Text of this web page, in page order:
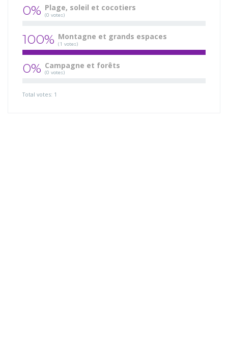
0% Plage, soleil et cocotiers
(0 votes)
100% Montagne et grands espaces
(1 votes)
0% Campagne et forêts
(0 votes)
Total votes: 1